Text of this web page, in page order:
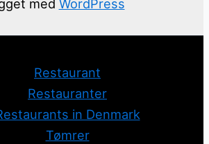
med WordPress
Restaurant
Restauranter
in Denmark
Tømrer